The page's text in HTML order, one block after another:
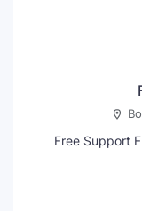
Free Support